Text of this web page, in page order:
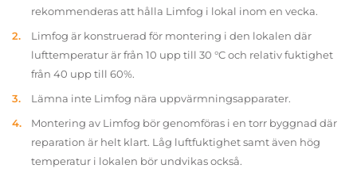
rekommenderas att hålla Limfog i lokal inom en vecka.
Limfog är konstruerad för montering i den lokalen där
lufttemperatur är från 10 upp till 30 °C och relativ fuktighet
från 40 upp till 60%.
Lämna inte Limfog nära uppvärmningsapparater.
Montering av Limfog bör genomföras i en torr byggnad där
reparation är helt klart. Låg luftfuktighet samt även hög
temperatur i lokalen bör undvikas också.